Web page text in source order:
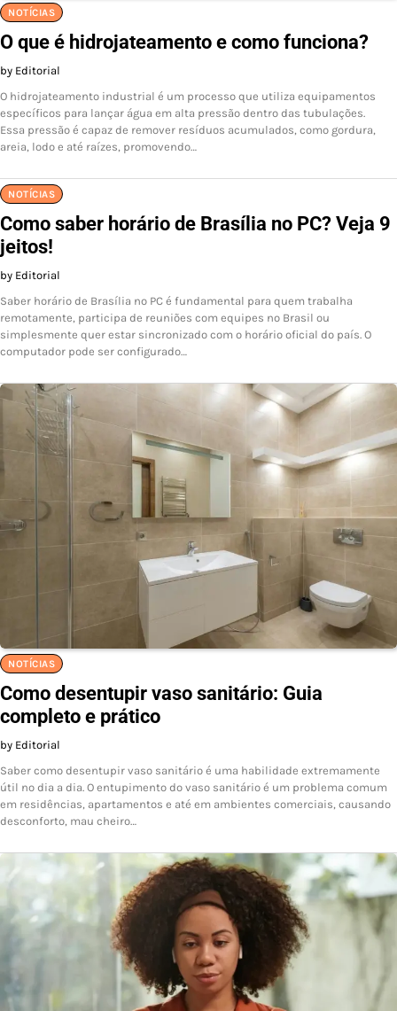
NOTÍCIAS
O que é hidrojateamento e como funciona?
by Editorial
O hidrojateamento industrial é um processo que utiliza equipamentos
específicos para lançar água em alta pressão dentro das tubulações.
Essa pressão é capaz de remover resíduos acumulados, como gordura,
areia, lodo e até raízes, promovendo…
NOTÍCIAS
Como saber horário de Brasília no PC? Veja 9
jeitos!
by Editorial
Saber horário de Brasília no PC é fundamental para quem trabalha
remotamente, participa de reuniões com equipes no Brasil ou
simplesmente quer estar sincronizado com o horário oficial do país. O
computador pode ser configurado…
NOTÍCIAS
Como desentupir vaso sanitário: Guia
completo e prático
by Editorial
Saber como desentupir vaso sanitário é uma habilidade extremamente
útil no dia a dia. O entupimento do vaso sanitário é um problema comum
em residências, apartamentos e até em ambientes comerciais, causando
desconforto, mau cheiro…